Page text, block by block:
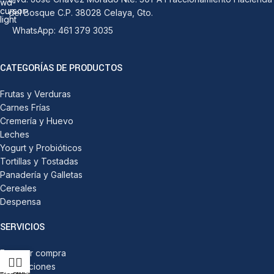
del Bosque C.P. 38028 Celaya, Gto.
WhatsApp: 461 379 3035
CATEGORÍAS DE PRODUCTOS
Frutas y Verduras
Carnes Frías
Cremería y Huevo
Leches
Yogurt y Probióticos
Tortillas y Tostadas
Panadería y Galletas
Cereales
Despensa
SERVICIOS
Facturar compra
Devoluciones